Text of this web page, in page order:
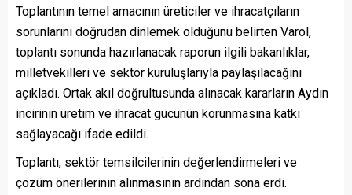
Toplantının temel amacının üreticiler ve ihracatçıların
sorunlarını doğrudan dinlemek olduğunu belirten Varol,
toplantı sonunda hazırlanacak raporun ilgili bakanlıklar,
milletvekilleri ve sektör kuruluşlarıyla paylaşılacağını
açıkladı. Ortak akıl doğrultusunda alınacak kararların Aydın
incirinin üretim ve ihracat gücünün korunmasına katkı
sağlayacağı ifade edildi.
Toplantı, sektör temsilcilerinin değerlendirmeleri ve
çözüm önerilerinin alınmasının ardından sona erdi.